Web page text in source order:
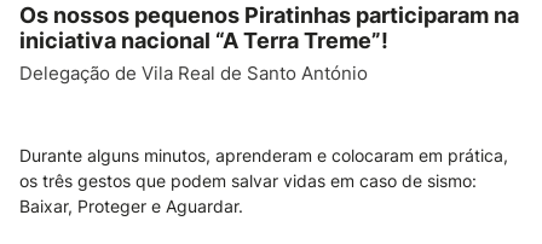
Os nossos pequenos Piratinhas participaram na
iniciativa nacional “A Terra Treme”!
Delegação de Vila Real de Santo António
Durante alguns minutos, aprenderam e colocaram em prática,
os três gestos que podem salvar vidas em caso de sismo:
Baixar, Proteger e Aguardar.